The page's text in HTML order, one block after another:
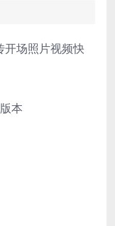
开场照片视频快
本